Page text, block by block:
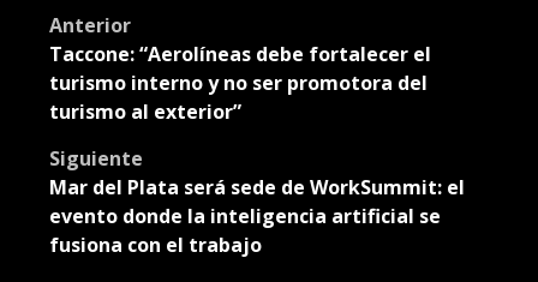
Post
navigation
Anterior
Taccone: “Aerolíneas debe fortalecer el
turismo interno y no ser promotora del
turismo al exterior”
Siguiente
Mar del Plata será sede de WorkSummit: el
evento donde la inteligencia artificial se
fusiona con el trabajo